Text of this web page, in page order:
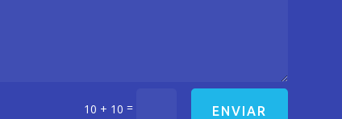
10 + 10 = ENVIAR